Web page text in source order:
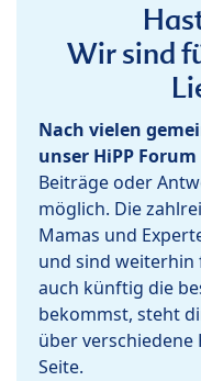
Wir sind
Nach vielen
unser HiPP
Beiträge oder
möglich. Die
Mamas und
und sind weiterhin
auch künftig die
bekommst, steht
über verschiedene
Seite.